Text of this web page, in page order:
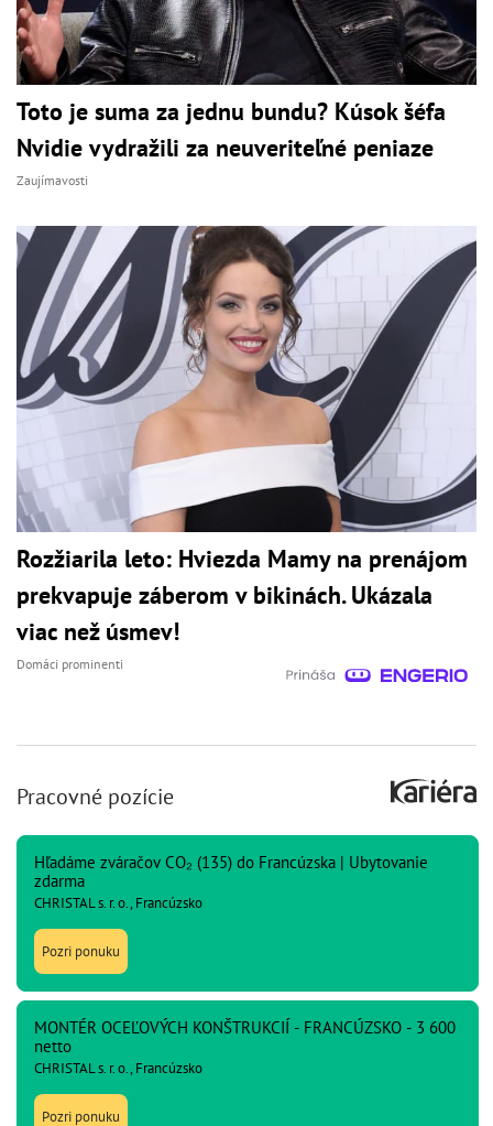
Toto je suma za jednu bundu? Kúsok šéfa
Nvidie vydražili za neuveriteľné peniaze
Zaujímavosti
Rozžiarila leto: Hviezda Mamy na prenájom
prekvapuje záberom v bikinách. Ukázala
viac než úsmev!
Domáci prominenti
Pracovné pozície
Hľadáme zváračov CO₂ (135) do Francúzska | Ubytovanie
zdarma
CHRISTAL s. r. o., Francúzsko
Pozri ponuku
MONTÉR OCEĽOVÝCH KONŠTRUKCIÍ - FRANCÚZSKO - 3 600
netto
CHRISTAL s. r. o., Francúzsko
Pozri ponuku